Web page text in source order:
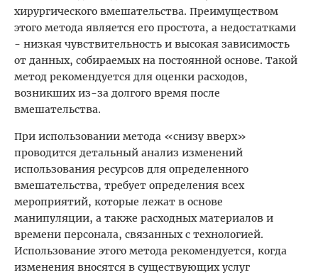
хирургического вмешательства. Преимуществом
этого метода является его простота, а недостатками
- низкая чувствительность и высокая зависимость
от данных, собираемых на постоянной основе. Такой
метод рекомендуется для оценки расходов,
возникших из-за долгого время после
вмешательства.
При использовании метода «снизу вверх»
проводится детальный анализ изменений
использования ресурсов для определенного
вмешательства, требует определения всех
мероприятий, которые лежат в основе
манипуляции, а также расходных материалов и
времени персонала, связанных с технологией.
Использование этого метода рекомендуется, когда
изменения вносятся в существующих услуг